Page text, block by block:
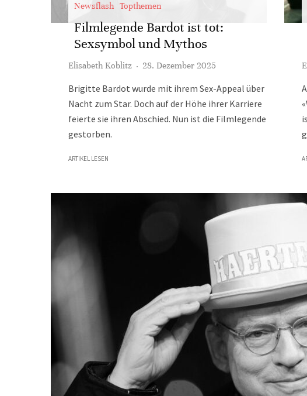
Newsflash Topthemen
Filmlegende Bardot ist tot:
Sexsymbol und Mythos
Elisabeth Koblitz · 28. Dezember 2025
Brigitte Bardot wurde mit ihrem Sex-Appeal über
Nacht zum Star. Doch auf der Höhe ihrer Karriere
feierte sie ihren Abschied. Nun ist die Filmlegende
gestorben.
ARTIKEL LESEN